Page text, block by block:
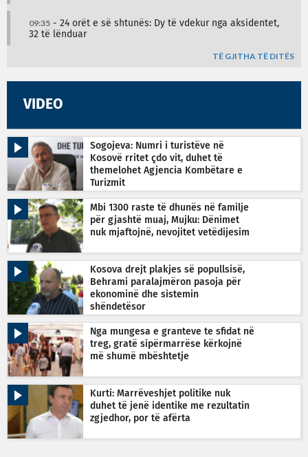
09:35 - 24 orët e së shtunës: Dy të vdekur nga aksidentet,
32 të lënduar
TË GJITHA TË DITËS
VIDEO
Sogojeva: Numri i turistëve në
Kosovë rritet çdo vit, duhet të
themelohet Agjencia Kombëtare e
Turizmit
Mbi 1300 raste të dhunës në familje
për gjashtë muaj, Mujku: Dënimet
nuk mjaftojnë, nevojitet vetëdijesim
Kosova drejt plakjes së popullsisë,
Behrami paralajmëron pasoja për
ekonominë dhe sistemin
shëndetësor
Nga mungesa e granteve te sfidat në
treg, gratë sipërmarrëse kërkojnë
më shumë mbështetje
Kurti: Marrëveshjet politike nuk
duhet të jenë identike me rezultatin
zgjedhor, por të afërta